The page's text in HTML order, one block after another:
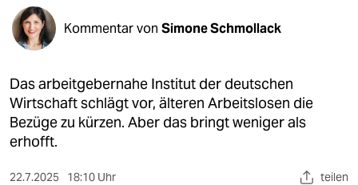
öko
gesellschaft
kultur
sport
Kommentar von Simone Schmollack
Das arbeitgebernahe Institut der deutschen
Wirtschaft schlägt vor, älteren Arbeitslosen die
Bezüge zu kürzen. Aber das bringt weniger als
erhofft.
22.7.2025 18:10 Uhr teilen